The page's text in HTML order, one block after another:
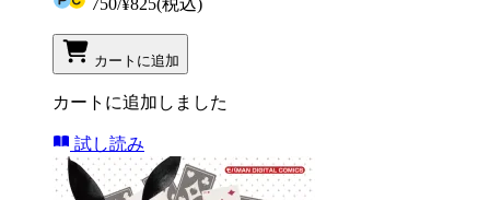
750/¥825(税込)
カートに追加
カートに追加しました
試し読み